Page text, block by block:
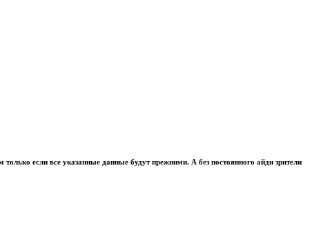
если все указанные данные будут прежними. А без постоянного айди зрители